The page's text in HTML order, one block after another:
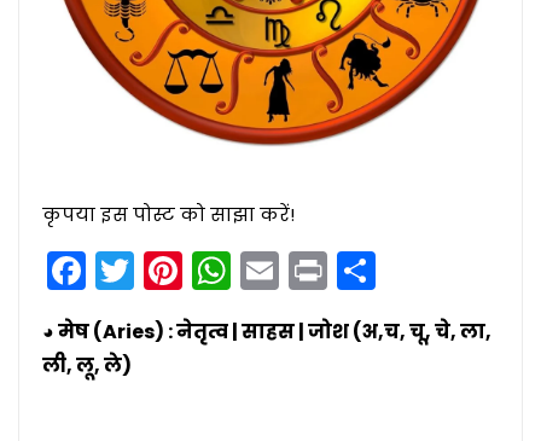
कृपया इस पोस्ट को साझा करें!
Facebook
Twitter
Pinterest
WhatsApp
Email
Print
◕ मेष (Aries) : नेतृत्व | साहस | जोश (अ,च, चू, चे, ला,
ली, लू, ले)